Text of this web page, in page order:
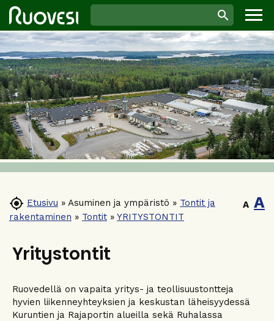
 Etusivu » Asuminen ja ympäristö » Tontit ja
rakentaminen » Tontit » YRITYSTONTIT
A A
Yritystontit
Ruovedellä on vapaita yritys- ja teollisuustontteja
hyvien liikenneyhteyksien ja keskustan läheisyydessä
Kuruntien ja Rajaportin alueilla sekä Ruhalassa